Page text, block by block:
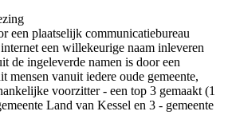
een plaatselijk communicatiebureau
een willekeurige naam inleveren
de ingeleverde namen is door een
mensen vanuit iedere oude gemeente,
voorzitter - een top 3 gemaakt (1
Land van Kessel en 3 - gemeente